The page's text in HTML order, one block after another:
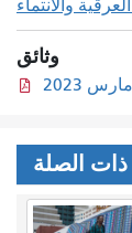
والانتماء
وثائق
2023
ذات الصلة